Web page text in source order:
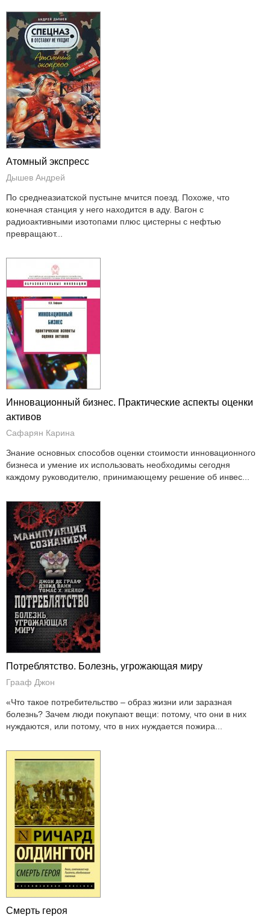
Атомный экспресс
Дышев Андрей
По среднеазиатской пустыне мчится поезд. Похоже, что
конечная станция у него находится в аду. Вагон с
радиоактивными изотопами плюс цистерны с нефтью
превращают...
Инновационный бизнес. Практические аспекты оценки
активов
Сафарян Карина
Знание основных способов оценки стоимости инновационного
бизнеса и умение их использовать необходимы сегодня
каждому руководителю, принимающему решение об инвес...
Потреблятство. Болезнь, угрожающая миру
Грааф Джон
«Что такое потребительство – образ жизни или заразная
болезнь? Зачем люди покупают вещи: потому, что они в них
нуждаются, или потому, что в них нуждается пожира...
Смерть героя